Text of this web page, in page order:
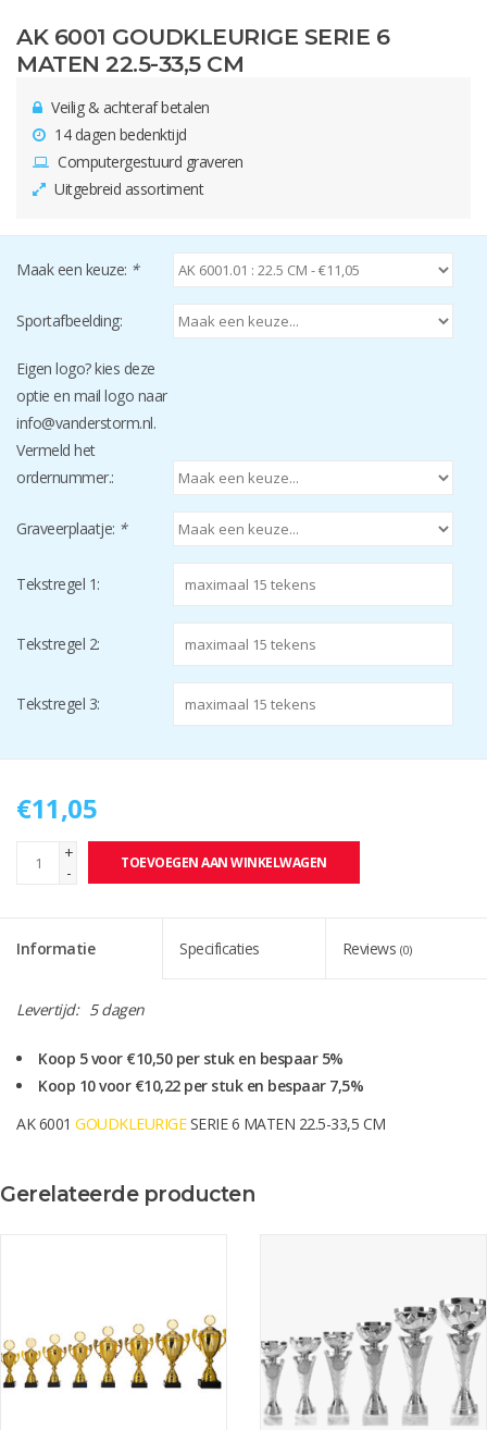
AK 6001 GOUDKLEURIGE SERIE 6
MATEN 22.5-33,5 CM
Veilig & achteraf betalen
14 dagen bedenktijd
Computergestuurd graveren
Uitgebreid assortiment
Maak een keuze: *
Sportafbeelding:
Eigen logo? kies deze
optie en mail logo naar
info@vanderstorm.nl.
Vermeld het
ordernummer.:
Graveerplaatje: *
Tekstregel 1:
Tekstregel 2:
Tekstregel 3:
€11,05
+
-
TOEVOEGEN AAN WINKELWAGEN
Informatie Specificaties Reviews (0)
Levertijd: 5 dagen
Koop 5 voor €10,50 per stuk en bespaar 5%
Koop 10 voor €10,22 per stuk en bespaar 7,5%
AK 6001 GOUDKLEURIGESERIE 6 MATEN 22.5-33,5 CM
Ook mooi als wisselbeker.
Score één van onze surprise vouchers (pop-up) en krijg 10% korting
over het hele aankoop bedrag.
Gerelateerde producten